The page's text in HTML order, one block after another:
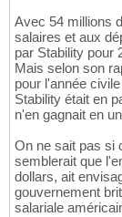
Avec 54 millions
salaires et aux
par Stability pour
Mais selon son
pour l'année
Stability était en
n'en gagnait en
On ne sait pas si
semblerait que
dollars, ait
gouvernement
salariale